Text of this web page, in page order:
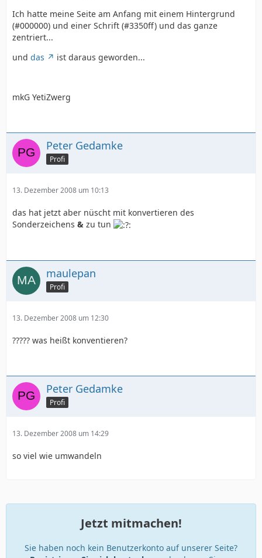
Ich hatte meine Seite am Anfang mit einem Hintergrund
(#000000) und einer Schrift (#3350ff) und das ganze
zentriert...
und das ist daraus geworden...
mkG YetiZwerg
Peter Gedamke
Profi
13. Dezember 2008 um 10:13
das hat jetzt aber nüscht mit konvertieren des
Sonderzeichens & zu tun
maulepan
Profi
13. Dezember 2008 um 12:30
????? was heißt konventieren?
Peter Gedamke
Profi
13. Dezember 2008 um 14:29
so viel wie umwandeln
Jetzt mitmachen!
Sie haben noch kein Benutzerkonto auf unserer Seite?